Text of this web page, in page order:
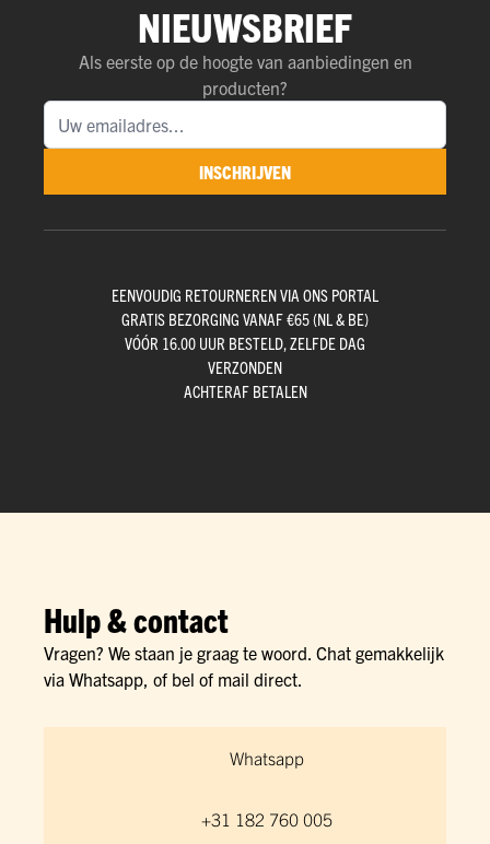
NIEUWSBRIEF
Als eerste op de hoogte van aanbiedingen en
producten?
INSCHRIJVEN
EENVOUDIG RETOURNEREN VIA ONS PORTAL
GRATIS BEZORGING VANAF €65 (NL & BE)
VÓÓR 16.00 UUR BESTELD, ZELFDE DAG
VERZONDEN
ACHTERAF BETALEN
Hulp & contact
Vragen? We staan je graag te woord. Chat gemakkelijk
via Whatsapp, of bel of mail direct.
Whatsapp
+31 182 760 005